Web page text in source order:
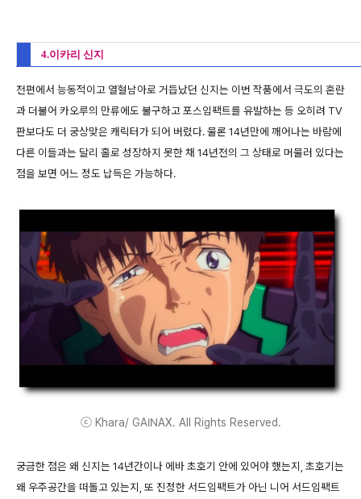
4.이카리 신지
전편에서 능동적이고 열혈남아로 거듭났던 신지는 이번 작품에서 극도의 혼란
과 더불어 카오루의 만류에도 불구하고 포스임팩트를 유발하는 등 오히려 TV
판보다도 더 궁상맞은 캐릭터가 되어 버렸다. 물론 14년만에 깨어나는 바람에
다른 이들과는 달리 홀로 성장하지 못한 채 14년전의 그 상태로 머물러 있다는
점을 보면 어느 정도 납득은 가능하다.
ⓒ Khara/ GAINAX. All Rights Reserved.
궁금한 점은 왜 신지는 14년간이나 에바 초호기 안에 있어야 했는지, 초호기는
왜 우주공간을 떠돌고 있는지, 또 진정한 서드임팩트가 아닌 니어 서드임팩트